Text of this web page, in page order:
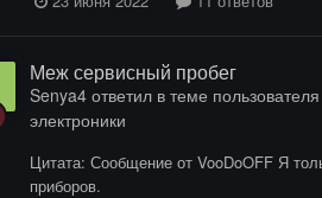
Меж сервисный пробег
Senya4ответил в теме пользователя
электроники
Цитата: Сообщение от VooDoOFF Я
приборов.